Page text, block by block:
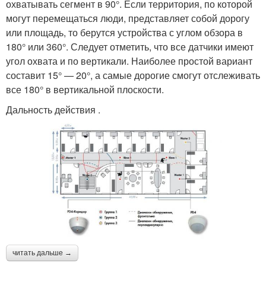
охватывать сегмент в 90°. Если территория, по которой
могут перемещаться люди, представляет собой дорогу
или площадь, то берутся устройства с углом обзора в
180° или 360°. Следует отметить, что все датчики имеют
угол охвата и по вертикали. Наиболее простой вариант
составит 15° — 20°, а самые дорогие смогут отслеживать
все 180° в вертикальной плоскости.
Дальность действия .
читать дальше →